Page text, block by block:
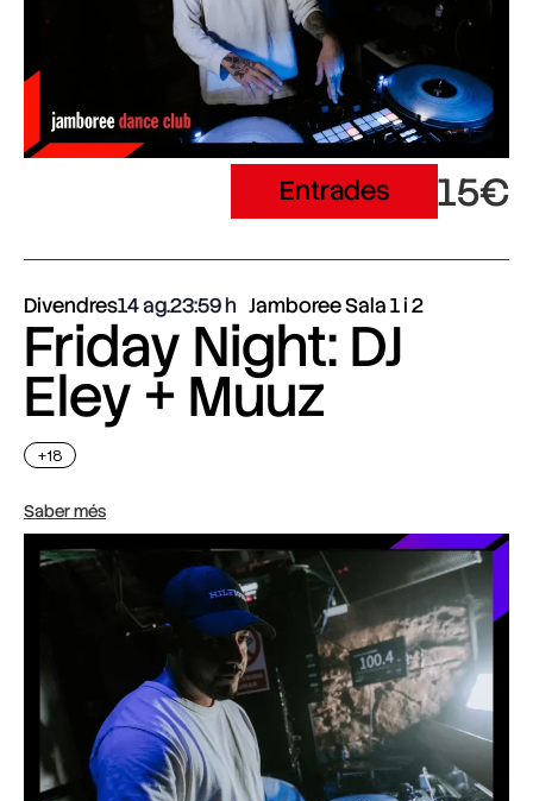
Entrades 15€
Divendres14 ag.23:59 Jamboree Sala 1 i 2
Friday Night: DJ
Eley + Muuz
+18
Saber més